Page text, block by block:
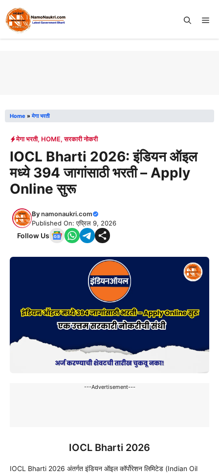
content
Home »मेगा भरती
मेगा भरती, HOME,सरकारी नोकरी
IOCL Bharti 2026: इंडियन ऑइल
मध्ये 394 जागांसाठी भरती – Apply
Online सुरू
Bynamonaukri.com
Published On: एप्रिल 9, 2026
Follow Us
---Advertisement---
IOCL Bharti 2026
IOCL Bharti 2026 अंतर्गत इंडियन ऑइल कॉर्पोरेशन लिमिटेड (Indian Oil